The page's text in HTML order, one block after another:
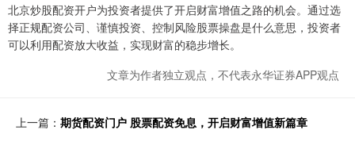
北京炒股配资开户为投资者提供了开启财富增值之路的机会。通过选
择正规配资公司、谨慎投资、控制风险股票操盘是什么意思，投资者
可以利用配资放大收益，实现财富的稳步增长。
文章为作者独立观点，不代表永华证券APP观点
上一篇： 期货配资门户 股票配资免息，开启财富增值新篇章